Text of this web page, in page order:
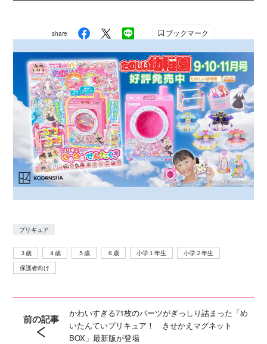
share ブックマーク
プリキュア
３歳 ４歳 ５歳 ６歳 小学１年生
小学２年生
保護者向け
前の記事
かわいすぎる71枚のパーツがぎっしり詰まった「め
いたんていプリキュア！ きせかえマグネット
BOX」最新版が登場